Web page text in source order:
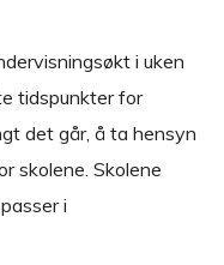
i uken
tidspunkter for
det går, å ta hensyn
skolene. Skolene
i